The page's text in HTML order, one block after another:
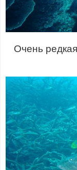
Очень